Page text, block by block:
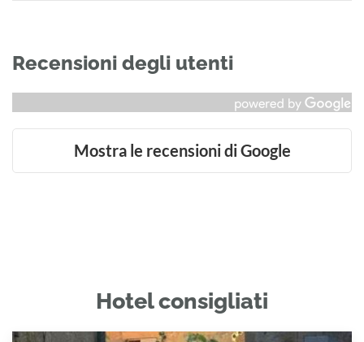
Recensioni degli utenti
Mostra le recensioni di Google
Hotel consigliati